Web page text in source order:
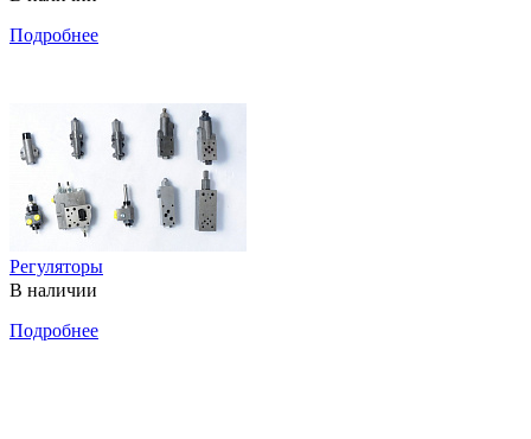
Подробнее
Регуляторы
В наличии
Подробнее